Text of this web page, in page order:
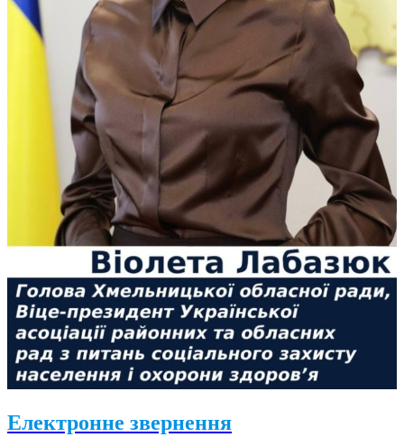
Електронне звернення